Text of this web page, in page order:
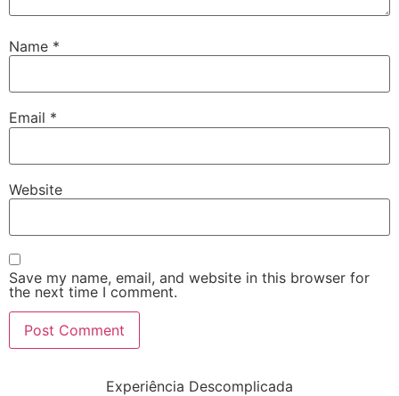
Name *
Email *
Website
Save my name, email, and website in this browser for
the next time I comment.
Experiência Descomplicada